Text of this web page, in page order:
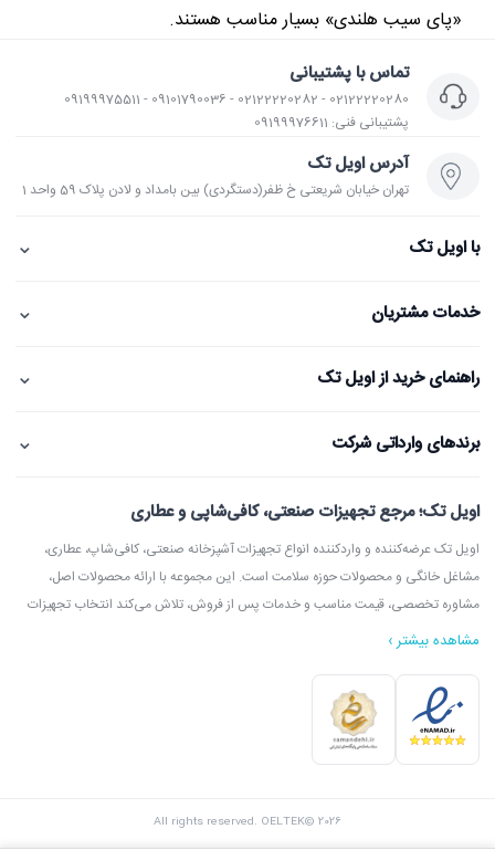
«پای سیب هلندی» بسیار مناسب هستند.
تماس با پشتیبانی
02122220280 - 02122220282 - 09101790036 - 09199975511
پشتیبانی فنی: 09199976611
آدرس اویل تک
تهران خیابان شریعتی خ ظفر(دستگردی) بین بامداد و لادن پلاک 59 واحد 1
با اویل تک ⌄
خدمات مشتریان ⌄
راهنمای خرید از اویل تک ⌄
برندهای وارداتی شرکت ⌄
اویل تک؛ مرجع تجهیزات صنعتی، کافی‌شاپی و عطاری
اویل تک عرضه‌کننده و واردکننده انواع تجهیزات آشپزخانه صنعتی، کافی‌شاپ، عطاری،
مشاغل خانگی و محصولات حوزه سلامت است. این مجموعه با ارائه محصولات اصل،
مشاوره تخصصی، قیمت مناسب و خدمات پس از فروش، تلاش می‌کند انتخاب تجهیزات
در اویل تک می‌توانید انواع دستگاه آسیاب عطاری، آسیاب قهوه، دستگاه روغن‌گیری،
ارده‌گیری و کره‌گیری، دستگاه بخور، بویلر آب جوش، اسپرسوساز، گریل، سرخ‌کن، خمیرگیر،
پشتیبانی واقعی، گزینه‌ای مطمئن برای خرید تجهیزات صنعتی و فروشگاهی محسوب
مشاهده بیشتر ›
All rights reserved. OELTEK© 2026